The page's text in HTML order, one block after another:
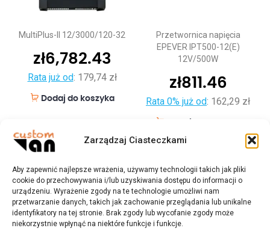
Zarządzaj Ciasteczkami
Aby zapewnić najlepsze wrażenia, używamy technologii takich jak pliki
cookie do przechowywania i/lub uzyskiwania dostępu do informacji o
urządzeniu. Wyrażenie zgody na te technologie umożliwi nam
przetwarzanie danych, takich jak zachowanie przeglądania lub unikalne
identyfikatory na tej stronie. Brak zgody lub wycofanie zgody może
niekorzystnie wpłynąć na niektóre funkcje i funkcje.
MultiPlus-II 12/3000/120-32
zł6,782.43
Rata już od: 179,74 zł
Dodaj do koszyka
Przetwornica napięcia
EPEVER IPT500-12(E)
12V/500W
zł811.46
Rata 0% już od: 162,29 zł